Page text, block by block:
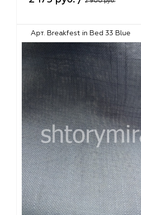
Арт. Breakfest in Bed 33 Blue